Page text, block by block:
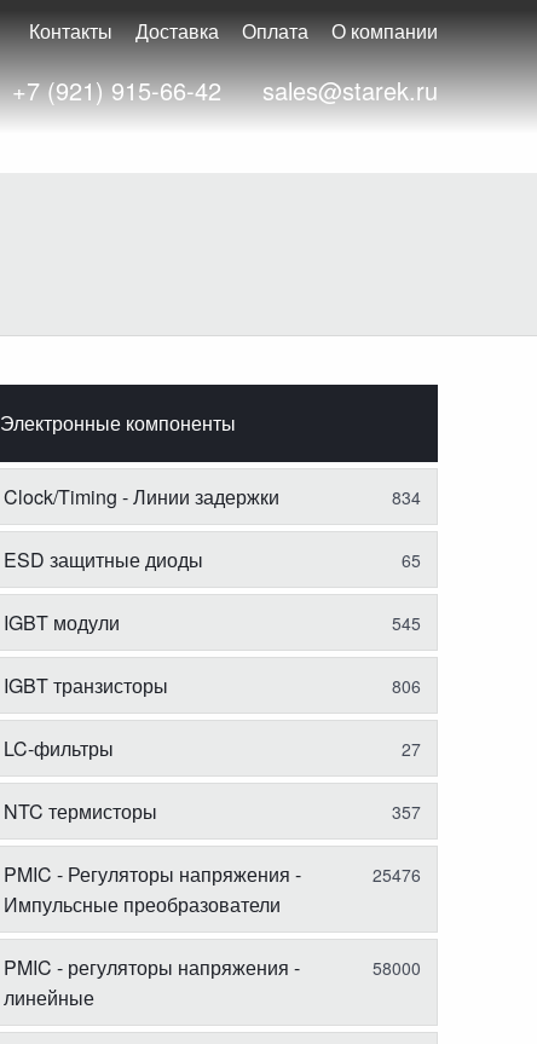
Контакты Доставка Оплата О компании
+7 (921) 915-66-42 sales@starek.ru
Электронные компоненты
Clock/Timing - Линии задержки 834
ESD защитные диоды 65
IGBT модули 545
IGBT транзисторы 806
LC-фильтры 27
NTC термисторы 357
PMIC - Регуляторы напряжения -
Импульсные преобразователи
25476
PMIC - регуляторы напряжения -
линейные
58000